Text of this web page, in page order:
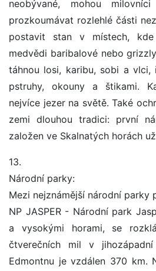
neobývané, mohou
prozkoumávat rozlehlé části
postavit stan v místech,
medvědi baribalové nebo
táhnou losi, karibu, sobi a vlci,
pstruhy, okouny a štikami.
nejvíce jezer na světě. Také
zemi dlouhou tradici: první
založen ve Skalnatých horách
13.
Národní parky:
Mezi nejznámější národní parky
NP JASPER - Národní park
a vysokými horami, se
čtverečních mil v
Edmontnu je vzdálen 370 km.